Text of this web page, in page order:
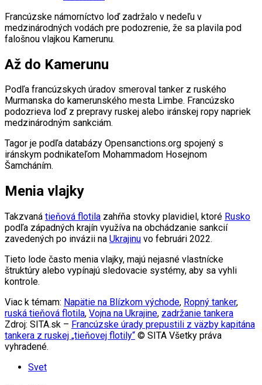
Francúzske námorníctvo loď zadržalo v nedeľu v
medzinárodných vodách pre podozrenie, že sa plavila pod
falošnou vlajkou Kamerunu.
Až do Kamerunu
Podľa francúzskych úradov smeroval tanker z ruského
Murmanska do kamerunského mesta Limbe. Francúzsko
podozrieva loď z prepravy ruskej alebo iránskej ropy napriek
medzinárodným sankciám.
Tagor je podľa databázy Opensanctions.org spojený s
iránskym podnikateľom Mohammadom Hosejnom
Šamcháním.
Menia vlajky
Takzvaná tieňová flotila zahŕňa stovky plavidiel, ktoré Rusko
podľa západných krajín využíva na obchádzanie sankcií
zavedených po invázii na Ukrajinu vo februári 2022.
Tieto lode často menia vlajky, majú nejasné vlastnícke
štruktúry alebo vypínajú sledovacie systémy, aby sa vyhli
kontrole.
Viac k témam: Napätie na Blízkom východe, Ropný tanker,
ruská tieňová flotila, Vojna na Ukrajine, zadržanie tankera
Zdroj: SITA.sk – Francúzske úrady prepustili z väzby kapitána
tankera z ruskej „tieňovej flotily“ © SITA Všetky práva
vyhradené.
Svet